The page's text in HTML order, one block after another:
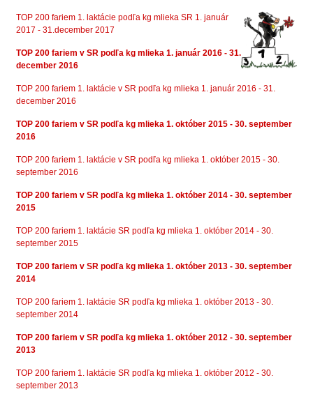
TOP 200 fariem 1. laktácie podľa kg mlieka SR 1. január
2017 - 31.december 2017
TOP 200 fariem v SR podľa kg mlieka 1. január 2016 - 31.
december 2016
TOP 200 fariem 1. laktácie v SR podľa kg mlieka 1. január 2016 - 31.
december 2016
TOP 200 fariem v SR podľa kg mlieka 1. október 2015 - 30. september
2016
TOP 200 fariem 1. laktácie v SR podľa kg mlieka 1. október 2015 - 30.
september 2016
TOP 200 fariem v SR podľa kg mlieka 1. október 2014 - 30. september
2015
TOP 200 fariem 1. laktácie SR podľa kg mlieka 1. október 2014 - 30.
september 2015
TOP 200 fariem v SR podľa kg mlieka 1. október 2013 - 30. september
2014
TOP 200 fariem 1. laktácie SR podľa kg mlieka 1. október 2013 - 30.
september 2014
TOP 200 fariem v SR podľa kg mlieka 1. október 2012 - 30. september
2013
TOP 200 fariem 1. laktácie SR podľa kg mlieka 1. október 2012 - 30.
september 2013